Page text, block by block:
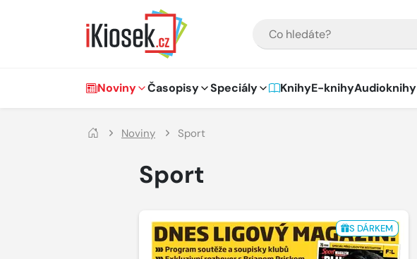
Hlavní navigace
Noviny Časopisy Speciály KnihyE-knihyAudioknihy
Noviny Sport
Sport
S DÁRKEM